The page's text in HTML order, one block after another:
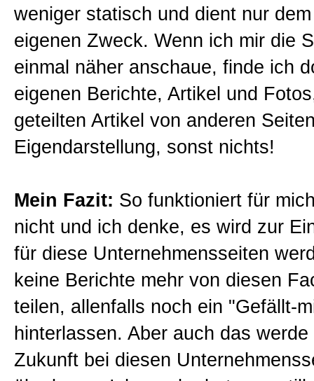
weniger statisch und dient nur
eigenen Zweck. Wenn ich mir die
einmal näher anschaue, finde ich
eigenen Berichte, Artikel und
geteilten Artikel von anderen
Eigendarstellung, sonst nichts!
Mein Fazit: So funktioniert für
nicht und ich denke, es wird zur
für diese Unternehmensseiten
keine Berichte mehr von diesen
teilen, allenfalls noch ein "Gefällt-
hinterlassen. Aber auch das
Zukunft bei diesen